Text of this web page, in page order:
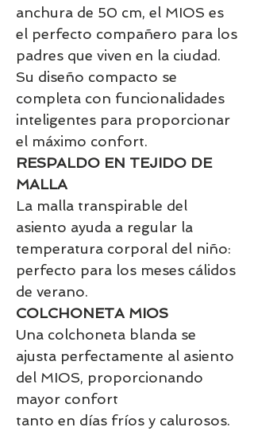
anchura de 50 cm, el MIOS es
el perfecto compañero para los
padres que viven en la ciudad.
Su diseño compacto se
completa con funcionalidades
inteligentes para proporcionar
el máximo confort.
RESPALDO EN TEJIDO DE
MALLA
La malla transpirable del
asiento ayuda a regular la
temperatura corporal del niño:
perfecto para los meses cálidos
de verano.
COLCHONETA MIOS
Una colchoneta blanda se
ajusta perfectamente al asiento
del MIOS, proporcionando
mayor confort
tanto en días fríos y calurosos.